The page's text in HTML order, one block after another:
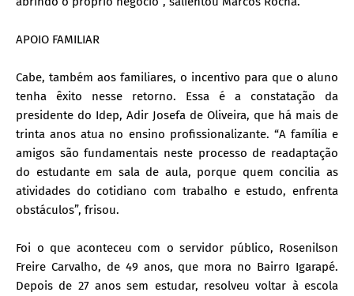
APOIO FAMILIAR
Cabe, também aos familiares, o incentivo para que o aluno
tenha êxito nesse retorno. Essa é a constatação da
presidente do Idep, Adir Josefa de Oliveira, que há mais de
trinta anos atua no ensino profissionalizante. “A família e
amigos são fundamentais neste processo de readaptação
do estudante em sala de aula, porque quem concilia as
atividades do cotidiano com trabalho e estudo, enfrenta
obstáculos”, frisou.
Foi o que aconteceu com o servidor público, Rosenilson
Freire Carvalho, de 49 anos, que mora no Bairro Igarapé.
Depois de 27 anos sem estudar, resolveu voltar à escola